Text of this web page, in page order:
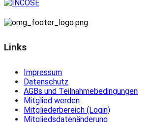
Links
Impressum
Datenschutz
AGBs und Teilnahmebedingungen
Mitglied werden
Mitgliederbereich (Login)
Mitgliedsdatenänderung